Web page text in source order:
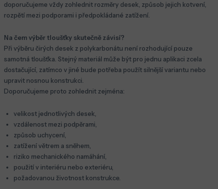
doporučujeme vždy zohlednit rozměry desek, způsob jejich kotvení,
rozpětí mezi podporami i předpokládané zatížení.
Na čem výběr tloušťky skutečně závisí?
Při výběru čirých desek z polykarbonátu není rozhodující pouze
samotná tloušťka. Stejný materiál může být pro jednu aplikaci zcela
dostačující, zatímco v jiné bude potřeba použít silnější variantu nebo
upravit nosnou konstrukci.
Doporučujeme proto zohlednit zejména:
velikost jednotlivých desek,
vzdálenost mezi podpěrami,
způsob uchycení,
zatížení větrem a sněhem,
riziko mechanického namáhání,
použití v interiéru nebo exteriéru,
požadovanou životnost konstrukce.